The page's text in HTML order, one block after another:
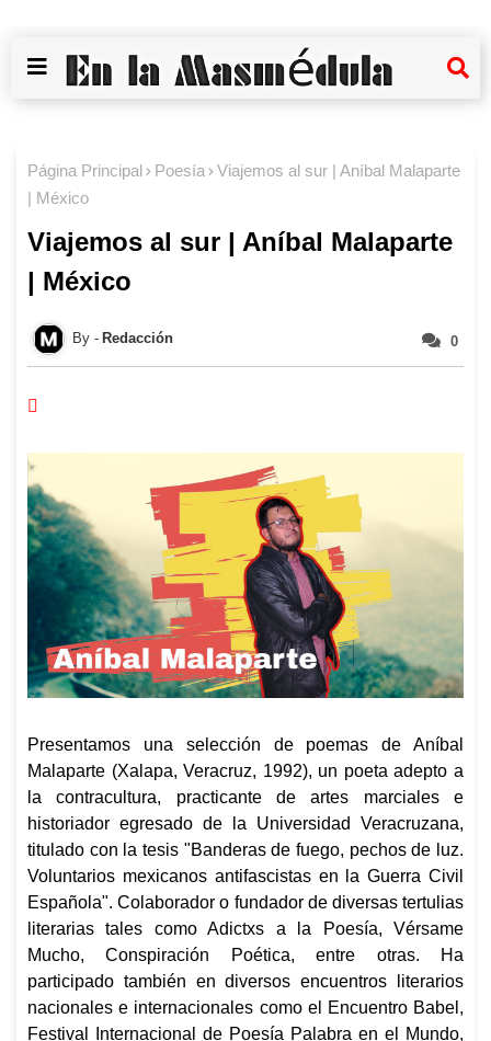
Página Principal Poesía
Viajemos al sur | Aníbal Malaparte
| México
Viajemos al sur | Aníbal Malaparte
| México
0
Redacción
Presentamos una selección de poemas de Aníbal
Malaparte (Xalapa, Veracruz, 1992), un poeta adepto a
la contracultura, practicante de artes marciales e
historiador egresado de la Universidad Veracruzana,
titulado con la tesis "Banderas de fuego, pechos de luz.
Voluntarios mexicanos antifascistas en la Guerra Civil
Española". Colaborador o fundador de diversas tertulias
literarias tales como Adictxs a la Poesía, Vérsame
Mucho, Conspiración Poética, entre otras. Ha
participado también en diversos encuentros literarios
nacionales e internacionales como el Encuentro Babel,
Festival Internacional de Poesía Palabra en el Mundo,